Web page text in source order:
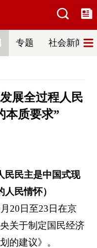
专题 社会新闻
展全过程人民
本质要求”
民民主是中国式现
民情怀）
20日至23日在京
关于制定国民经济
的建议》。